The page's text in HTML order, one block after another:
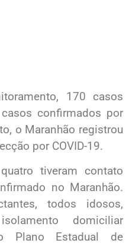
170 casos
confirmados por
o Maranhão registrou
por COVID-19.
tiveram contato
no Maranhão.
todos idosos,
domiciliar
Plano Estadual de